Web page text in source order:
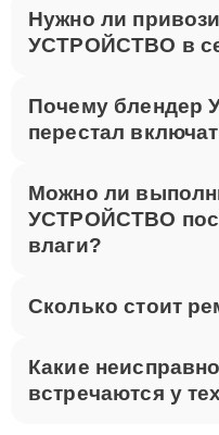
Нужно ли
УСТРОЙСТВО в
Почему
перестал
Можно ли
УСТРОЙСТВО
влаги?
Сколько стоит
Какие
встречаются у